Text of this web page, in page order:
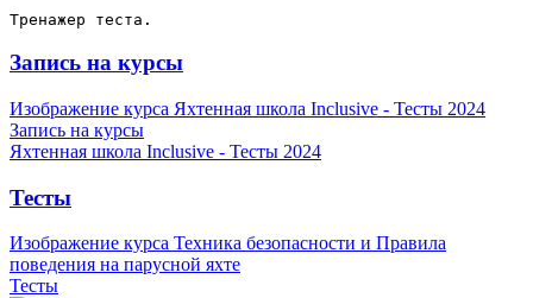
Тренажер теста.
Запись на курсы
Изображение курса Яхтенная школа Inclusive - Тесты 2024
Запись на курсы
Яхтенная школа Inclusive - Тесты 2024
Тесты
Изображение курса Техника безопасности и Правила
поведения на парусной яхте
Тесты